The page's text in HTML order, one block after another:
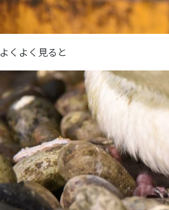
よくよく見ると